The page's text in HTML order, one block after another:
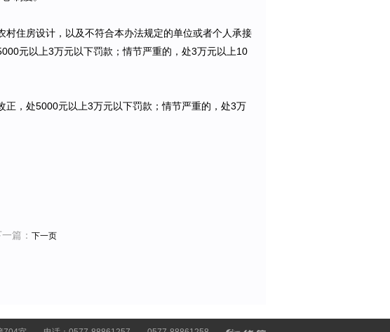
住房设计，以及不符合本办法规定的单位或者个人承接
元以上3万元以下罚款；情节严重的，处3万元以上10
，处5000元以上3万元以下罚款；情节严重的，处3万
一篇：下一页